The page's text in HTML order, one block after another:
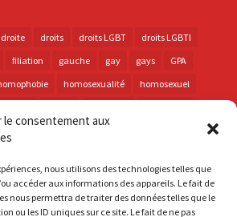
le consentement aux
nous utilisons des technologies telles que
accéder aux informations des appareils. Le fait de
nous permettra de traiter des données telles que le
ou les ID uniques sur ce site. Le fait de ne pas
droite droits droits LGBT
droits LGBTI
filiation gauche gay gays
GPA
homosexualité
homosexuel
contre les discriminations
PMA police
prévention
transphobie UE Union européenne